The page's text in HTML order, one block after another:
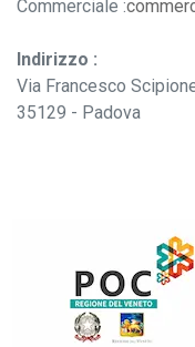
Commerciale :
Indirizzo :
Via Francesco
35129 - Padova